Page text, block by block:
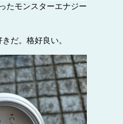
たモンスターエナジー
だ。格好良い。